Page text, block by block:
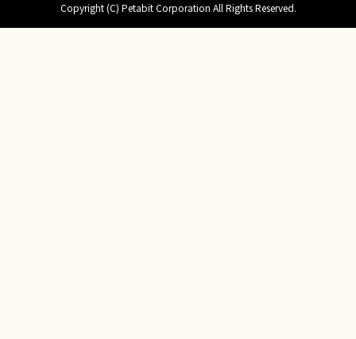
Copyright (C) Petabit Corporation All Rights Reserved.